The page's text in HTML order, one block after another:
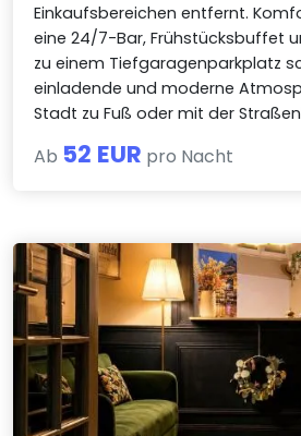
Einkaufsbereichen entfernt.
eine 24/7-Bar, Frühstücksbuffet
zu einem Tiefgaragenparkplatz
einladende und moderne
Stadt zu Fuß oder mit der
Ab 52 EUR pro Nacht